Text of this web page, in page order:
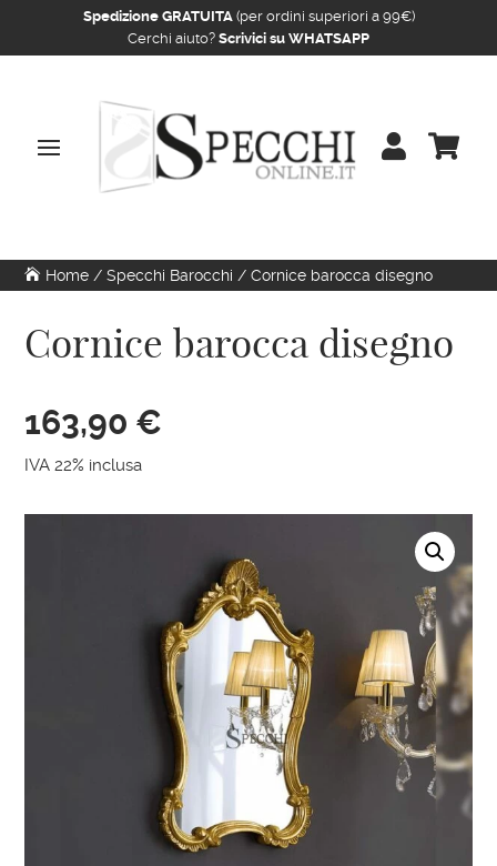
Spedizione GRATUITA(per ordini superiori a 99€)
Cerchi aiuto? Scrivici su WHATSAPP
 
Home /Specchi Barocchi / Cornice barocca disegno
Cornice barocca disegno
163,90 €
IVA 22% inclusa